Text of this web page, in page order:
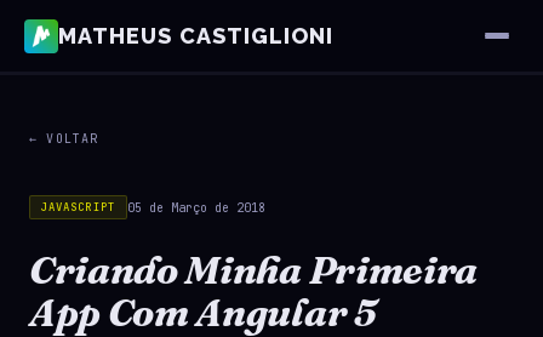
MATHEUS CASTIGLIONI
← VOLTAR
JAVASCRIPT 05 de Março de 2018
Criando Minha Primeira
App Com Angular 5